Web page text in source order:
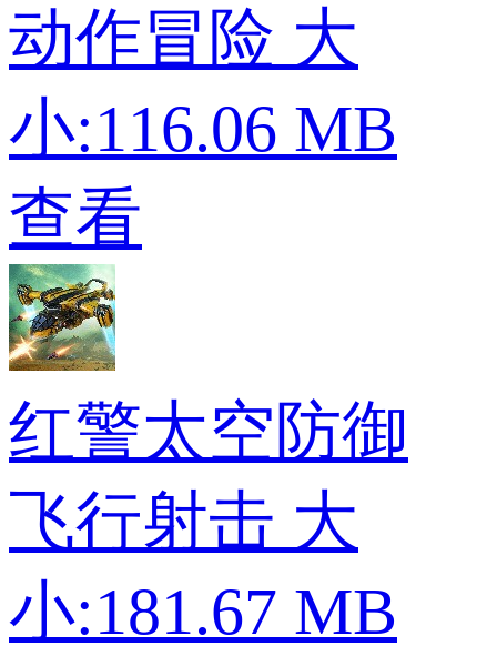
动作冒险 大
小:116.06 MB
查看
红警太空防御
飞行射击 大
小:181.67 MB